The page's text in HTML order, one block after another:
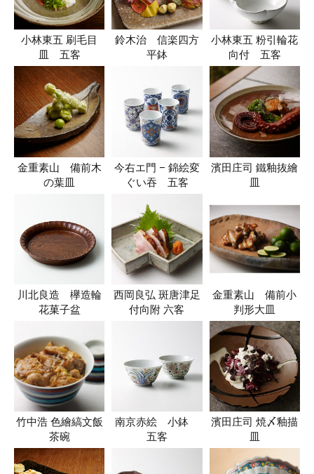
小林東五 刷毛目
皿 五客
鈴木治 信楽四方
平鉢
小林東五 粉引輪花
向付 五客
金重素山 備前木
の葉皿
今右エ門 – 錦絵変
ぐい吞 五客
濱田庄司 鐵釉抜繪
皿
川北良造 欅造輪
花菓子盆
西岡良弘 斑唐津足
付向附 六客
金重素山 備前小
判形大皿
竹中浩 色繪縞文飯
茶碗
南京赤絵 小鉢
五客
濱田庄司 焼〆釉描
皿